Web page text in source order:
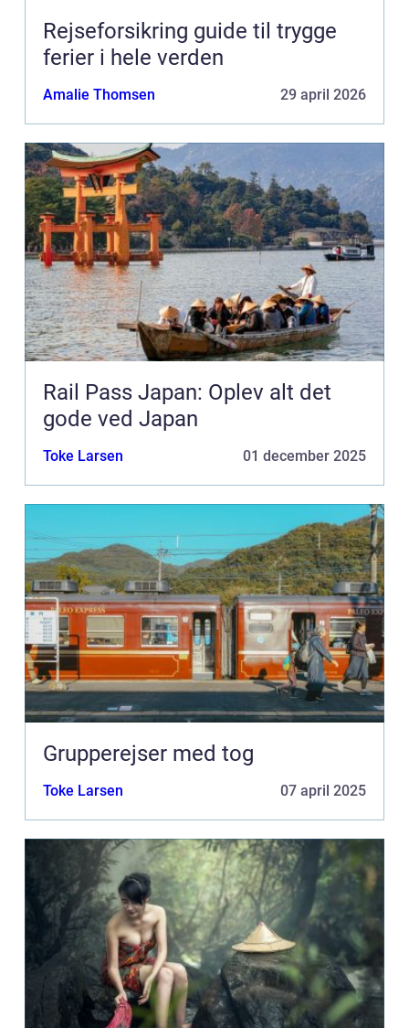
Rejseforsikring guide til trygge
ferier i hele verden
Amalie Thomsen 29 april 2026
Rail Pass Japan: Oplev alt det
gode ved Japan
Toke Larsen 01 december 2025
Grupperejser med tog
Toke Larsen 07 april 2025